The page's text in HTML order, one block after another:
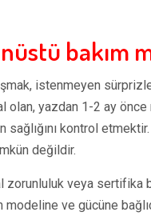
bakım
istenmeyen
olan, yazdan 1-2 ay önce
kontrol etmektir.
değildir.
veya sertifika
ve gücüne